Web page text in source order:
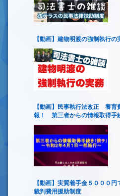
【動画】建物明渡の強制執行の
【動画】民事執行法改正 養育
報！ 第三者からの情報取得手
【動画】実質着手金５０００
裁判費用援助制度